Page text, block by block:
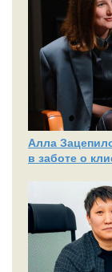
Алла
в заботе о